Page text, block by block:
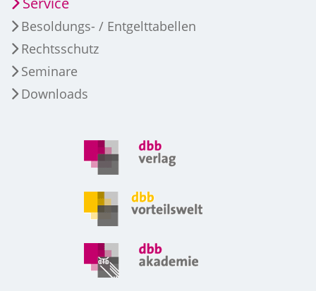
Besoldungs- / Entgelttabellen
Rechtsschutz
Seminare
Downloads